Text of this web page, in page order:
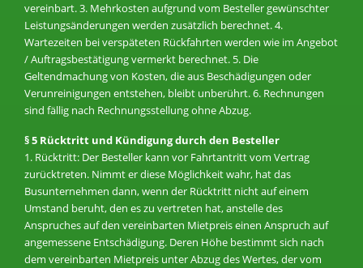
vereinbart. 3. Mehrkosten aufgrund vom Besteller gewünschter
Leistungsänderungen werden zusätzlich berechnet. 4.
Wartezeiten bei verspäteten Rückfahrten werden wie im Angebot
/ Auftragsbestätigung vermerkt berechnet. 5. Die
Geltendmachung von Kosten, die aus Beschädigungen oder
Verunreinigungen entstehen, bleibt unberührt. 6. Rechnungen
sind fällig nach Rechnungsstellung ohne Abzug.
§ 5 Rücktritt und Kündigung durch den Besteller
1. Rücktritt: Der Besteller kann vor Fahrtantritt vom Vertrag
zurücktreten. Nimmt er diese Möglichkeit wahr, hat das
Busunternehmen dann, wenn der Rücktritt nicht auf einem
Umstand beruht, den es zu vertreten hat, anstelle des
Anspruches auf den vereinbarten Mietpreis einen Anspruch auf
angemessene Entschädigung. Deren Höhe bestimmt sich nach
dem vereinbarten Mietpreis unter Abzug des Wertes, der vom